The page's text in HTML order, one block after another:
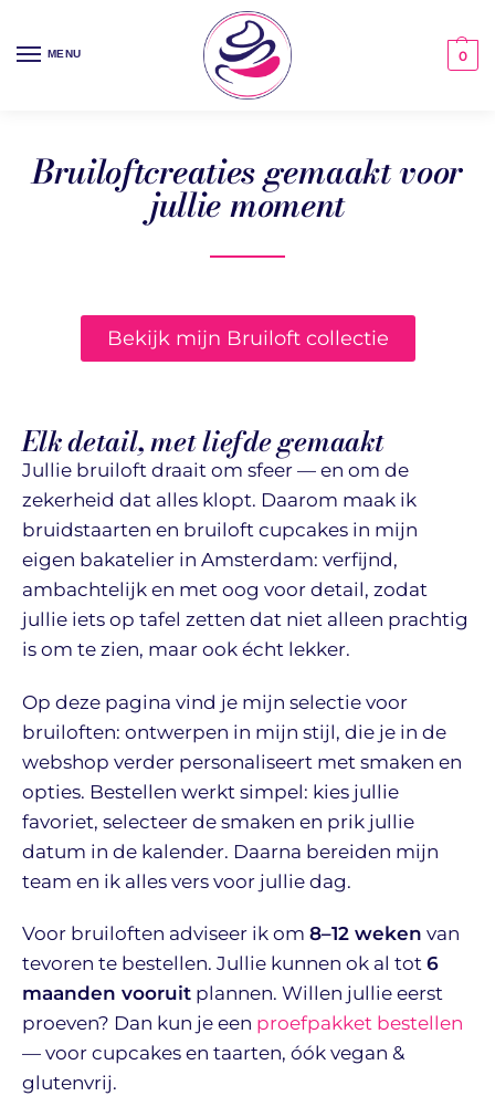
MENU 0
Bruiloftcreaties gemaakt voor
jullie moment
Bekijk mijn Bruiloft collectie
Elk detail, met liefde gemaakt
Jullie bruiloft draait om sfeer — en om de
zekerheid dat alles klopt. Daarom maak ik
bruidstaarten en bruiloft cupcakes in mijn
eigen bakatelier in Amsterdam: verfijnd,
ambachtelijk en met oog voor detail, zodat
jullie iets op tafel zetten dat niet alleen prachtig
is om te zien, maar ook écht lekker.
Op deze pagina vind je mijn selectie voor
bruiloften: ontwerpen in mijn stijl, die je in de
webshop verder personaliseert met smaken en
opties. Bestellen werkt simpel: kies jullie
favoriet, selecteer de smaken en prik jullie
datum in de kalender. Daarna bereiden mijn
team en ik alles vers voor jullie dag.
Voor bruiloften adviseer ik om 8–12 weken van
tevoren te bestellen. Jullie kunnen ok al tot 6
maanden vooruit plannen. Willen jullie eerst
proeven? Dan kun je een proefpakket bestellen
— voor cupcakes en taarten, óók vegan &
glutenvrij.